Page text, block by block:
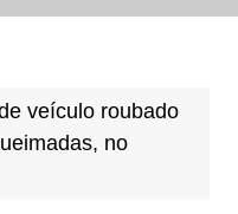
veículo roubado
no